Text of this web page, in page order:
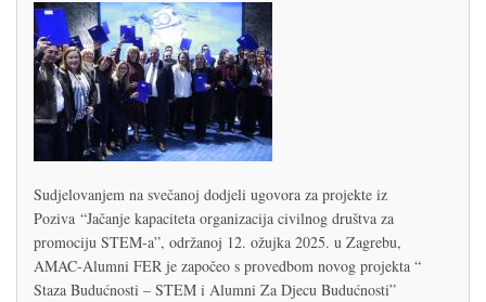
Sudjelovanjem na svečanoj dodjeli ugovora za projekte iz
Poziva “Jačanje kapaciteta organizacija civilnog društva za
promociju STEM-a”, održanoj 12. ožujka 2025. u Zagrebu,
AMAC-Alumni FER je započeo s provedbom novog projekta “
Staza Budućnosti – STEM i Alumni Za Djecu Budućnosti”